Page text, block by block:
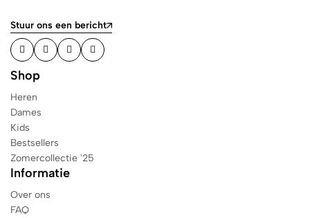
Stuur ons een bericht
Shop
Heren
Dames
Kids
Bestsellers
Zomercollectie '25
Informatie
Over ons
FAQ